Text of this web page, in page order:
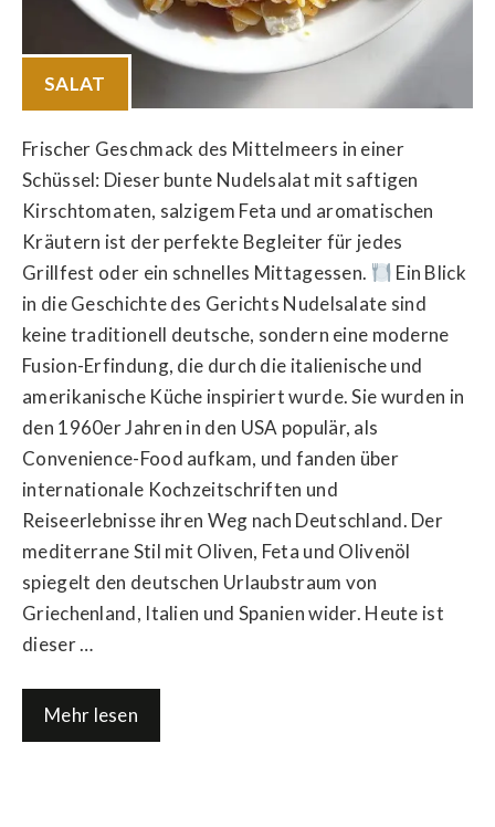
SALAT
Frischer Geschmack des Mittelmeers in einer
Schüssel: Dieser bunte Nudelsalat mit saftigen
Kirschtomaten, salzigem Feta und aromatischen
Kräutern ist der perfekte Begleiter für jedes
Grillfest oder ein schnelles Mittagessen.
Ein Blick
in die Geschichte des Gerichts Nudelsalate sind
keine traditionell deutsche, sondern eine moderne
Fusion-Erfindung, die durch die italienische und
amerikanische Küche inspiriert wurde. Sie wurden in
den 1960er Jahren in den USA populär, als
Convenience-Food aufkam, und fanden über
internationale Kochzeitschriften und
Reiseerlebnisse ihren Weg nach Deutschland. Der
mediterrane Stil mit Oliven, Feta und Olivenöl
spiegelt den deutschen Urlaubstraum von
Griechenland, Italien und Spanien wider. Heute ist
dieser …
Mehr lesen